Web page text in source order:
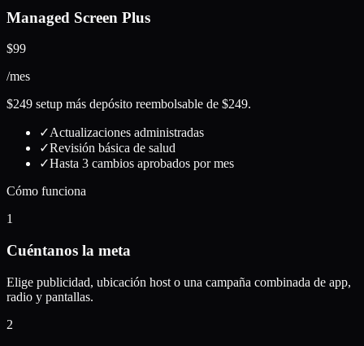
Managed Screen Plus
$99
/mes
$249 setup más depósito reembolsable de $249.
✓Actualizaciones administradas
✓Revisión básica de salud
✓Hasta 3 cambios aprobados por mes
Cómo funciona
1
Cuéntanos la meta
Elige publicidad, ubicación host o una campaña combinada de app,
radio y pantallas.
2